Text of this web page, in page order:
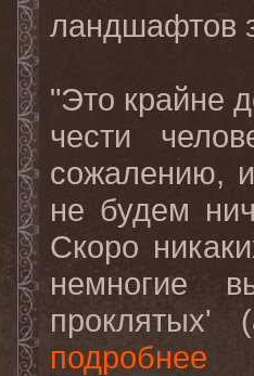
ландшафтов
"Это крайне
чести
сожалению,
не будем
Скоро
немногие
проклятых'
подробнее